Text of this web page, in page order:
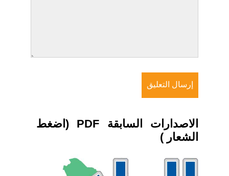
الاصدارات السابقة PDF (اضغط
الشعار )